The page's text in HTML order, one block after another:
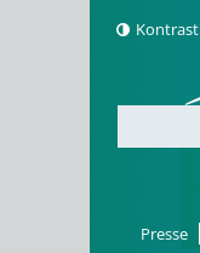
Kontrast
Presse